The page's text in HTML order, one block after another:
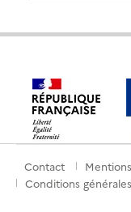
Menu
Contact
Conditions